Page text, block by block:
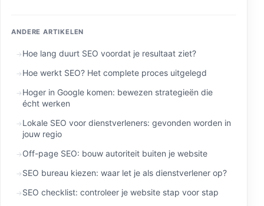
ANDERE ARTIKELEN
Hoe lang duurt SEO voordat je resultaat ziet?
Hoe werkt SEO? Het complete proces uitgelegd
Hoger in Google komen: bewezen strategieën die
écht werken
Lokale SEO voor dienstverleners: gevonden worden in
jouw regio
Off-page SEO: bouw autoriteit buiten je website
SEO bureau kiezen: waar let je als dienstverlener op?
SEO checklist: controleer je website stap voor stap